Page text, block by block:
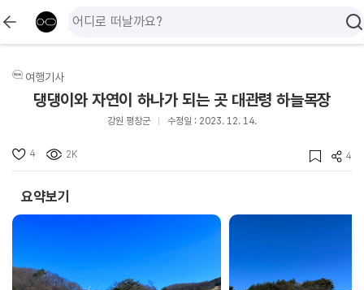
여행기사
댕댕이와 자연이 하나가 되는 곳 대관령 하늘목장
강원 평창군 수정일 : 2023. 12. 14.
4 2K 4
요약보기